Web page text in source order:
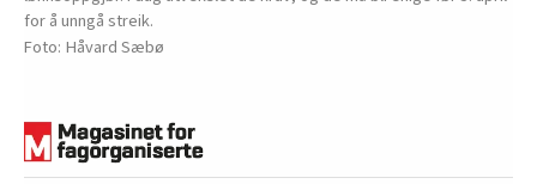
for å unngå streik.
Håvard Sæbø